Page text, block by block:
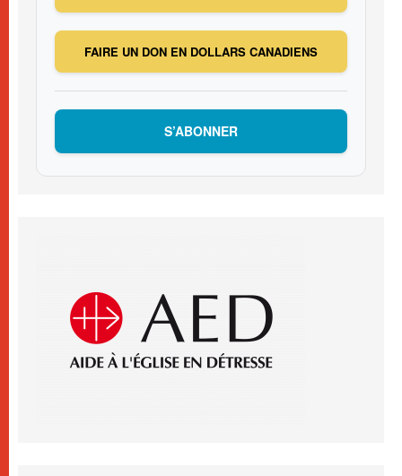
FAIRE UN DON EN DOLLARS CANADIENS
S’ABONNER